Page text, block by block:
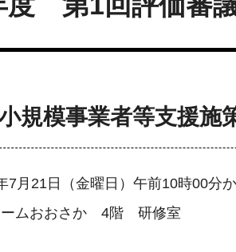
規模事業者等支援
7月21日（金曜日）午前10時00分
ームおおさか 4階 研修室